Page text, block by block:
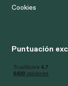
Cookies
Puntuación